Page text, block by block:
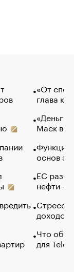
«От
глава
«Деньги
Маск в
Функции
основ
ЕС
нефти —
Стресс
доходов
Что
для